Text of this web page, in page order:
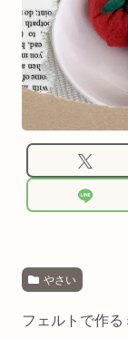
やさい
フェルトで作る